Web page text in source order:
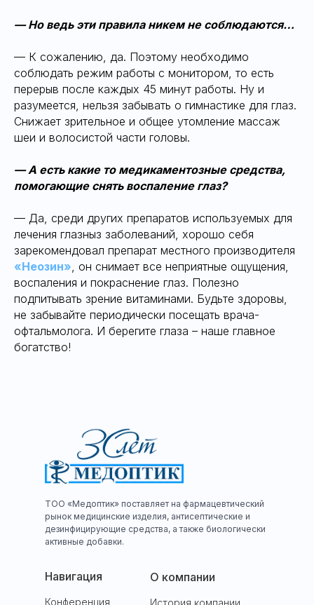
— Но ведь эти правила никем не соблюдаются…
— К сожалению, да. Поэтому необходимо
соблюдать режим работы с монитором, то есть
перерыв после каждых 45 минут работы. Ну и
разумеется, нельзя забывать о гимнастике для глаз.
Снижает зрительное и общее утомление массаж
шеи и волосистой части головы.
— А есть какие то медикаментозные средства,
помогающие снять воспаление глаз?
— Да, среди других препаратов используемых для
лечения глазныз заболеваний, хорошо себя
зарекомендовал препарат местного производителя
«Неозин» , он снимает все неприятные ощущения,
воспаления и покраснение глаз. Полезно
подпитывать зрение витаминами. Будьте здоровы,
не забывайте периодически посещать врача-
офтальмолога. И берегите глаза – наше главное
богатство!
История компании
О компании
Конференция
Навигация
ТОО «Медоптик» поставляет на фармацевтический
рынок медицинские изделия, антисептические и
дезинфицирующие средства, а также биологически
активные добавки.